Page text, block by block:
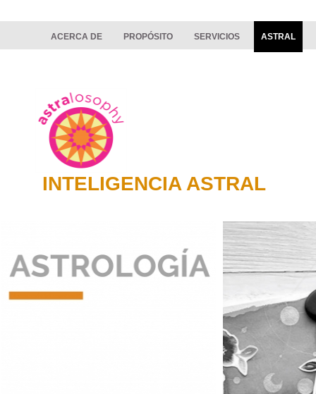
ACERCA DE PROPÓSITO SERVICIOS ASTRAL
INTELIGENCIA ASTRAL